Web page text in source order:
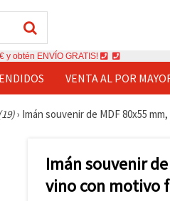
y obtén ENVÍO GRATIS!
VENTA AL POR
(19)› Imán souvenir de MDF 80x55
Imán souvenir
vino con motivo